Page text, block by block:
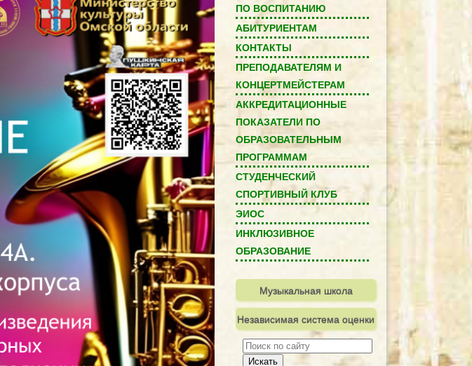
ПО ВОСПИТАНИЮ
АБИТУРИЕНТАМ
КОНТАКТЫ
ПРЕПОДАВАТЕЛЯМ И
КОНЦЕРТМЕЙСТЕРАМ
АККРЕДИТАЦИОННЫЕ
ПОКАЗАТЕЛИ ПО
ОБРАЗОВАТЕЛЬНЫМ
ПРОГРАММАМ
СТУДЕНЧЕСКИЙ
СПОРТИВНЫЙ КЛУБ
ЭИОС
ИНКЛЮЗИВНОЕ
ОБРАЗОВАНИЕ
Музыкальная школа
Независимая система оценки
качества
Искать